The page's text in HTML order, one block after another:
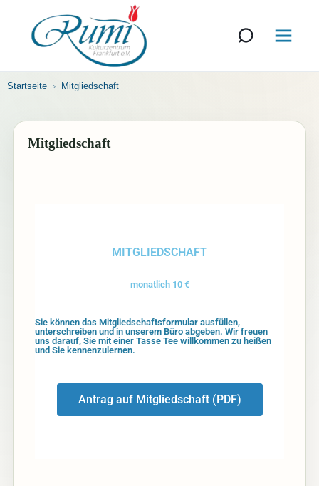
Startseite Mitgliedschaft
Mitgliedschaft
MITGLIEDSCHAFT
monatlich 10 €
Sie können das Mitgliedschaftsformular ausfüllen,
unterschreiben und in unserem Büro abgeben. Wir freuen
uns darauf, Sie mit einer Tasse Tee willkommen zu heißen
und Sie kennenzulernen.
Antrag auf Mitgliedschaft (PDF)